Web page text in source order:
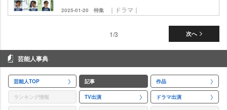
2025-01-20 特集 ｜ドラマ｜
次へ
1/3
芸能人事典
芸能人TOP 記事 作品
ランキング情報 TV出演 ドラマ出演